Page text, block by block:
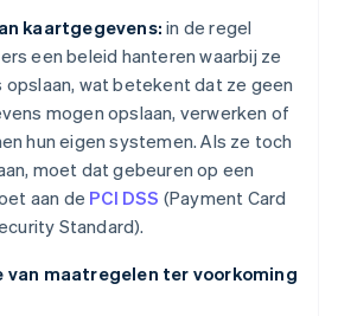
kaartgegevens: in de regel
een beleid hanteren waarbij ze
wat betekent dat ze geen
mogen opslaan, verwerken of
hun eigen systemen. Als ze toch
moet dat gebeuren op een
aan de PCI DSS (Payment Card
Standard).
maatregelen ter voorkoming